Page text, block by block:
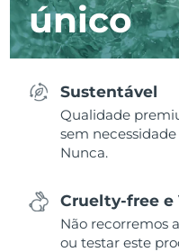
único
Sustentável
Qualidade
sem
Nunca.
Cruelty-free e
Não recorremos
ou testar este